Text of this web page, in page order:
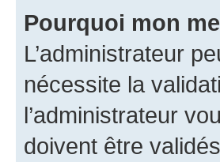
Pourquoi mon
L’administrateur
nécessite la
l’administrateur
doivent être